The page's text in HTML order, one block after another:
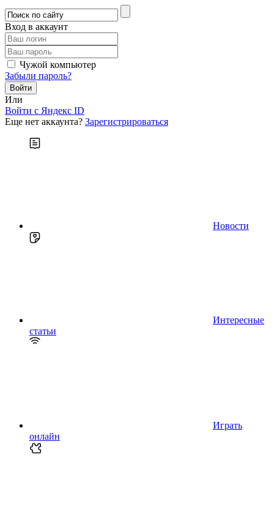
Вход в аккаунт
Чужой компьютер
Забыли пароль?
Или
Войти c Яндекс ID
Еще нет аккаунта? Зарегистрироваться
Новости
Интересные
статьи
Играть
онлайн